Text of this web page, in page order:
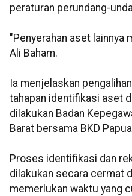
peraturan perundang-
"Penyerahan aset lainnya
Ali Baham.
Ia menjelaskan
tahapan identifikasi aset
dilakukan Badan
Barat bersama BKD
Proses identifikasi dan
dilakukan secara cermat
memerlukan waktu yang